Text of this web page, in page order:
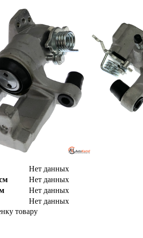
Нет данных
Нет данных
Нет данных
Нет данных
товару